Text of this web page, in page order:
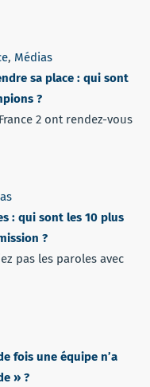
, Médias
sa place : qui sont
?
2 ont rendez-vous
: qui sont les 10 plus
?
pas les paroles avec
fois une équipe n’a
» ?